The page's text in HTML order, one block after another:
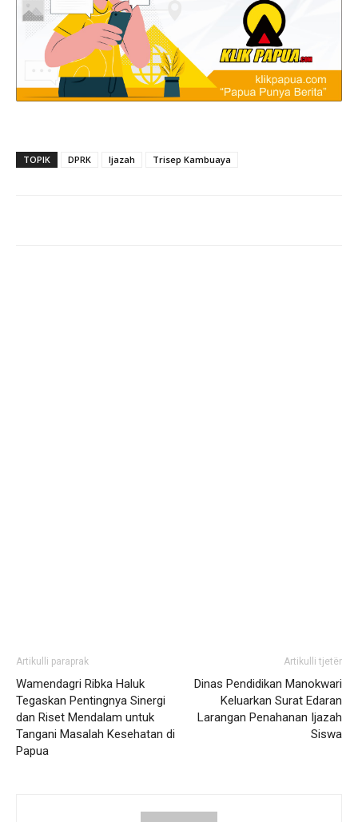
TOPIK DPRK Ijazah Trisep Kambuaya
Artikulli paraprak
Wamendagri Ribka Haluk
Tegaskan Pentingnya Sinergi
dan Riset Mendalam untuk
Tangani Masalah Kesehatan di
Papua
Artikulli tjetër
Dinas Pendidikan Manokwari
Keluarkan Surat Edaran
Larangan Penahanan Ijazah
Siswa